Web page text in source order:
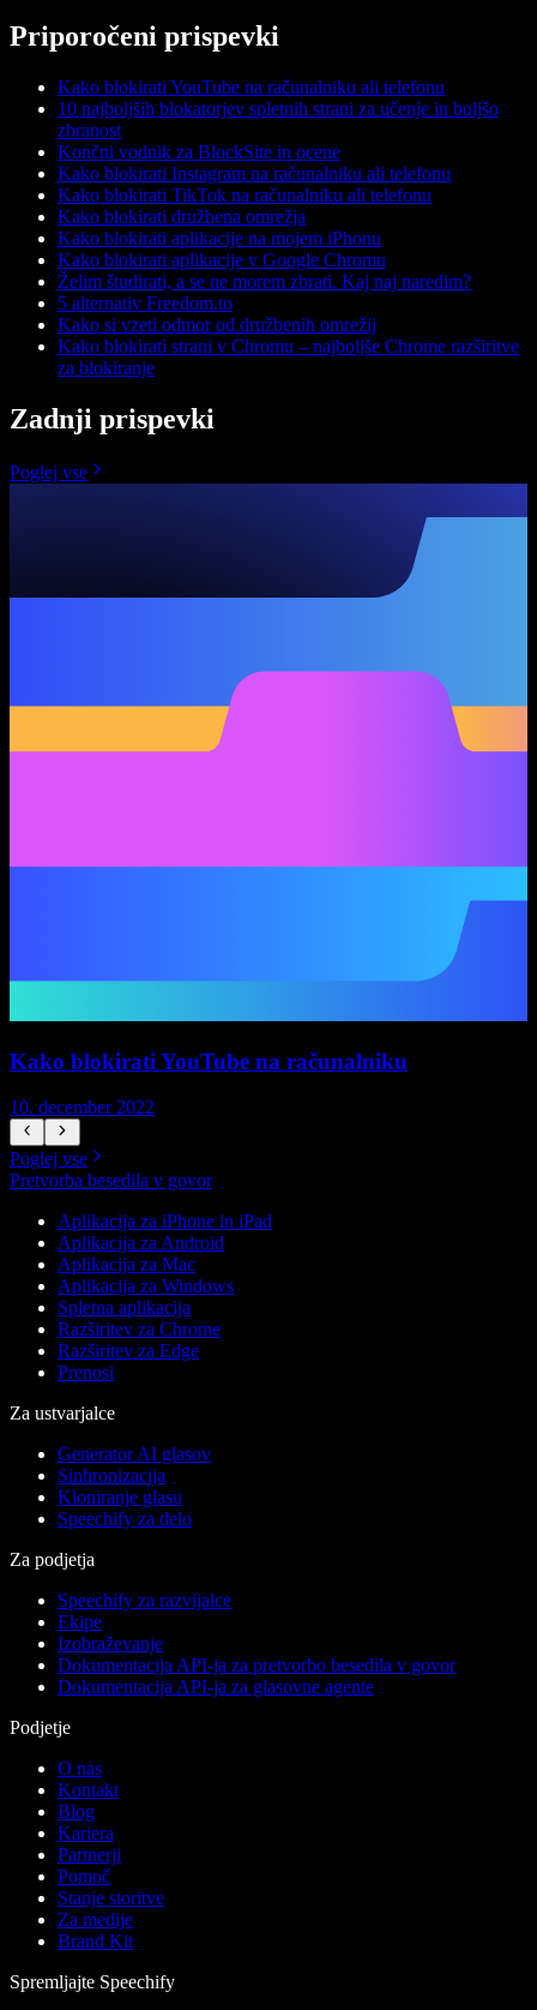
Priporočeni prispevki
Kako blokirati YouTube na računalniku ali telefonu
10 najboljših blokatorjev spletnih strani za učenje in boljšo
zbranost
Končni vodnik za BlockSite in ocene
Kako blokirati Instagram na računalniku ali telefonu
Kako blokirati TikTok na računalniku ali telefonu
Kako blokirati družbena omrežja
Kako blokirati aplikacije na mojem iPhonu
Kako blokirati aplikacije v Google Chromu
Želim študirati, a se ne morem zbrati. Kaj naj naredim?
5 alternativ Freedom.to
Kako si vzeti odmor od družbenih omrežij
Kako blokirati strani v Chromu – najboljše Chrome razširitve
za blokiranje
Zadnji prispevki
Poglej vse
Kako blokirati YouTube na računalniku
10. december 2022
Poglej vse
Pretvorba besedila v govor
Aplikacija za iPhone in iPad
Aplikacija za Android
Aplikacija za Mac
Aplikacija za Windows
Spletna aplikacija
Razširitev za Chrome
Razširitev za Edge
Prenosi
Za ustvarjalce
Generator AI glasov
Sinhronizacija
Kloniranje glasu
Speechify za delo
Za podjetja
Speechify za razvijalce
Ekipe
Izobraževanje
Dokumentacija API-ja za pretvorbo besedila v govor
Dokumentacija API-ja za glasovne agente
Podjetje
O nas
Kontakt
Blog
Kariera
Partnerji
Pomoč
Stanje storitve
Za medije
Brand Kit
Spremljajte Speechify